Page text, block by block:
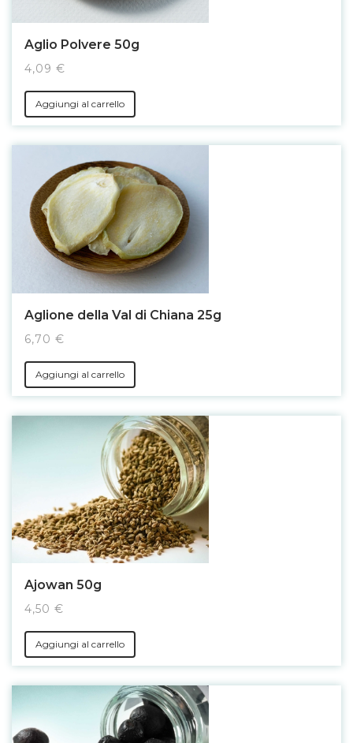
Aglio Polvere 50g
4,09 €
Aggiungi al carrello
Aglione della Val di Chiana 25g
6,70 €
Aggiungi al carrello
Ajowan 50g
4,50 €
Aggiungi al carrello